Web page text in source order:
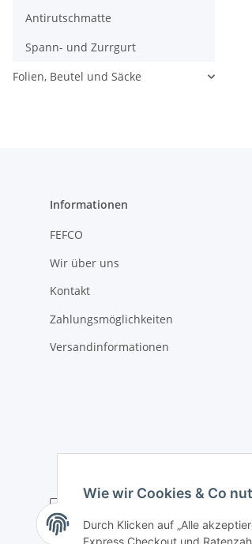
Antirutschmatte
Spann- und Zurrgurt
Folien, Beutel und Säcke
Informationen
FEFCO
Wir über uns
Kontakt
Zahlungsmöglichkeiten
Versandinformationen
Wie wir Cookies & Co
Durch Klicken auf „Alle
Express Checkout und